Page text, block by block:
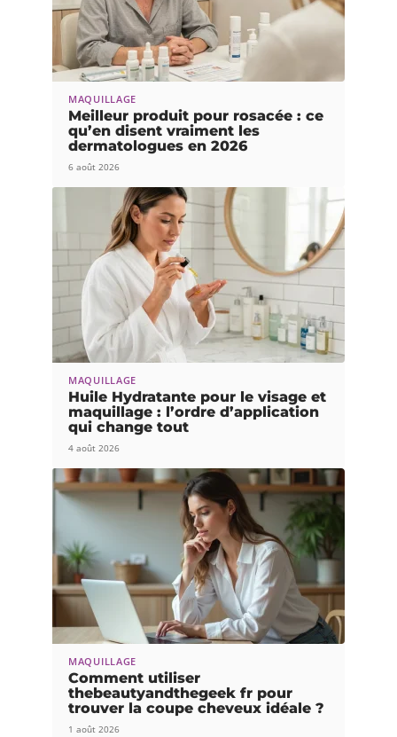
MAQUILLAGE
Meilleur produit pour rosacée : ce
qu’en disent vraiment les
dermatologues en 2026
6 août 2026
MAQUILLAGE
Huile Hydratante pour le visage et
maquillage : l’ordre d’application
qui change tout
4 août 2026
MAQUILLAGE
Comment utiliser
thebeautyandthegeek fr pour
trouver la coupe cheveux idéale ?
1 août 2026